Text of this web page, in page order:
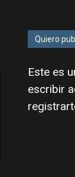
Quiero
Este es
escribir